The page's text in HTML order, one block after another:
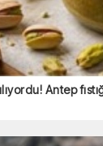
Antep